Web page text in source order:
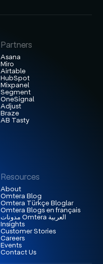
Partners
Asana
Miro
Airtable
HubSpot
Mixpanel
Segment
OneSignal
Adjust
Braze
AB Tasty
Resources
About
Omtera Blog
Omtera Türkçe Bloglar
Omtera Blogs en français
مدونات Omtera العربية
Insights
Customer Stories
Careers
Events
Contact Us